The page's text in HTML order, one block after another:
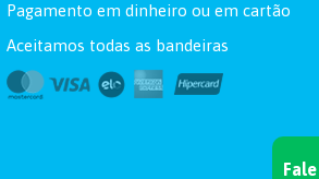
Pagamento em dinheiro ou em cartão
Aceitamos todas as bandeiras